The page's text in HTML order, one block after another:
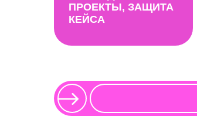
ПРОЕКТЫ, ЗАЩИТА
КЕЙСА